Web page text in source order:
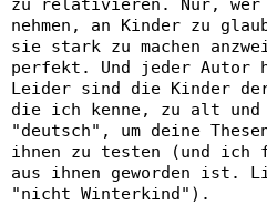
zu relativieren. Nur,
nehmen, an Kinder zu
sie stark zu machen
perfekt. Und jeder Autor
Leider sind die Kinder der
die ich kenne, zu alt und
"deutsch", um deine
ihnen zu testen (und ich
aus ihnen geworden ist.
"nicht Winterkind").